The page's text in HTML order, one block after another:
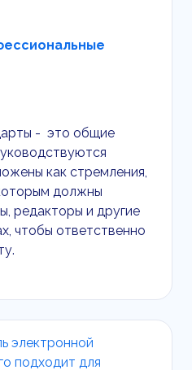
- это общие
как стремления,
должны
редакторы и другие
чтобы ответственно